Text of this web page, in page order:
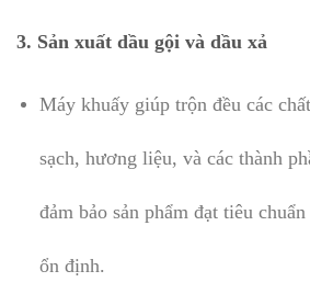
3. Sản xuất dầu gội và dầu xả
Máy khuấy giúp trộn đều các
sạch, hương liệu, và các thành
đảm bảo sản phẩm đạt tiêu
ổn định.